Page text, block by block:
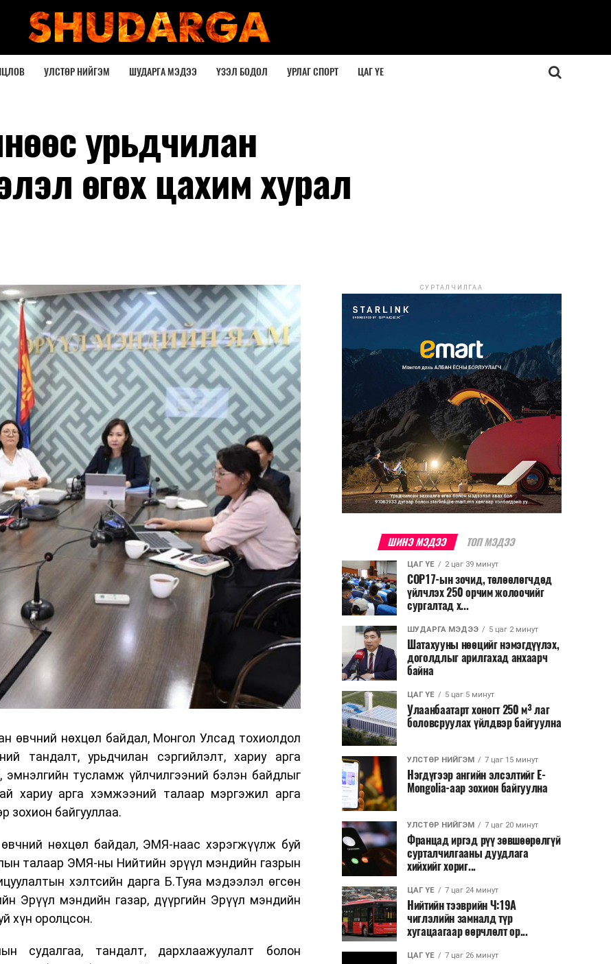
УЛСТӨР НИЙГЭМ ШУДАРГА МЭДЭЭ ҮЗЭЛ БОДОЛ УРЛАГ СПОРТ ЦАГ ҮЕ
урьдчилан
өгөх цахим хурал
өвчний нөхцөл байдал, Монгол Улсад тохиолдол
тандалт, урьдчилан сэргийлэлт, хариу арга
эмнэлгийн тусламж үйлчилгээний бэлэн байдлыг
хариу арга хэмжээний талаар мэргэжил арга
зохион байгууллаа.
нөхцөл байдал, ЭМЯ-наас хэрэгжүүлж буй
талаар ЭМЯ-ны Нийтийн эрүүл мэндийн газрын
хэлтсийн дарга Б.Туяа мэдээлэл өгсөн
Эрүүл мэндийн газар, дүүргийн Эрүүл мэндийн
хүн оролцсон.
судалгаа, тандалт, дархлаажуулалт болон
СУРТАЛЧИЛГАА
ШИНЭ МЭДЭЭ ТОП МЭДЭЭ
ЦАГ ҮЕ 2 цаг 39 минут
COP17-ын зочид, төлөөлөгчдөд
үйлчлэх 250 орчим жолоочийг
сургалтад х...
ШУДАРГА МЭДЭЭ 5 цаг 2 минут
Шатахууны нөөцийг нэмэгдүүлэх,
доголдлыг арилгахад анхаарч
байна
ЦАГ ҮЕ 5 цаг 5 минут
Улаанбаатарт хоногт 250 м³ лаг
боловсруулах үйлдвэр байгуулна
УЛСТӨР НИЙГЭМ 7 цаг 15 минут
Нэгдүгээр ангийн элсэлтийг E-
Mongolia-аар зохион байгуулна
УЛСТӨР НИЙГЭМ 7 цаг 20 минут
Францад иргэд рүү зөвшөөрөлгүй
сурталчилгааны дуудлага
хийхийг хориг...
ЦАГ ҮЕ 7 цаг 24 минут
Нийтийн тээврийн Ч:19А
чиглэлийн замналд түр
хугацаагаар өөрчлөлт ор...
ЦАГ ҮЕ 7 цаг 26 минут